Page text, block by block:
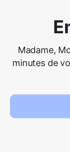
Madame,
minutes de